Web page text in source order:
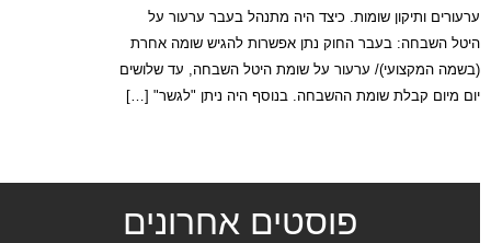
ערעורים ותיקון שומות. כיצד היה מתנהל בעבר ערעור על
היטל השבחה: בעבר החוק נתן אפשרות להגיש שומה אחרת
(בשמה המקצועי)/ ערעור על שומת היטל השבחה, עד שלושים
יום מיום קבלת שומת ההשבחה. בנוסף היה ניתן "לגשר" […]
פוסטים אחרונים